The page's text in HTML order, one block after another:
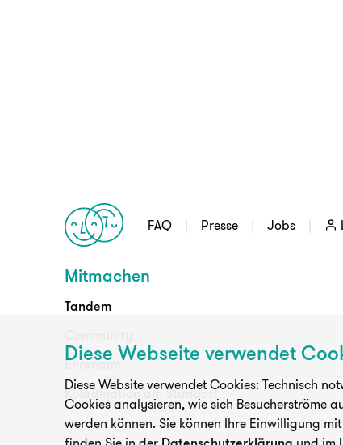
FAQ Presse Jobs
Mitmachen
Tandem
Ehrenamt
Koordination am Standort
Diese Webseite verwendet
Diese Website verwendet Cookies: Technisch
Cookies analysieren, wie sich Besucherströme
werden können. Sie können Ihre Einwilligung